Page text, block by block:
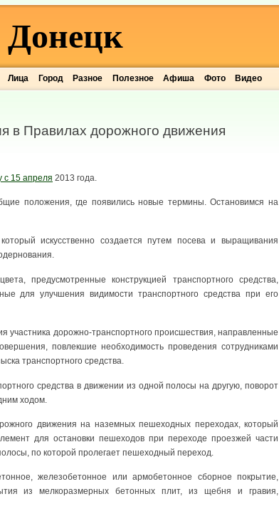
Лица Город Разное Полезное Афиша Фото Видео
Донецк
в Правилах дорожного движения
с 15 апреля 2013 года.
положения, где появились новые термины. Остановимся на
искусственно создается путем посева и выращивания
предусмотренные конструкцией транспортного средства,
для улучшения видимости транспортного средства при его
участника дорожно-транспортного происшествия, направленные
повлекшие необходимость проведения сотрудниками
транспортного средства.
средства в движении из одной полосы на другую, поворот
ходом.
движения на наземных пешеходных переходах, который
для остановки пешеходов при переходе проезжей части
по которой пролегает пешеходный переход.
железобетонное или армобетонное сборное покрытие,
из мелкоразмерных бетонных плит, из щебня и гравия,